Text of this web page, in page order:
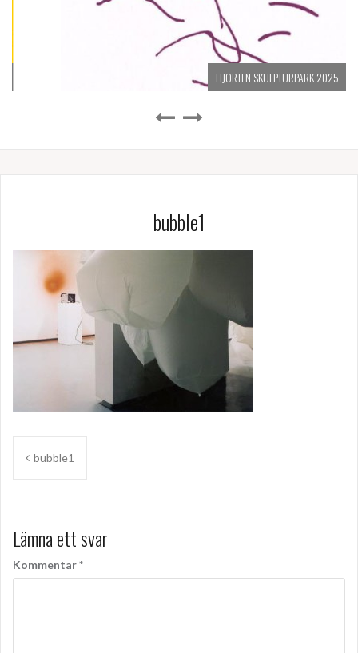
HJORTEN SKULPTURPARK 2025
bubble1
Inläggsnavigering
bubble1
Lämna ett svar
Kommentar*